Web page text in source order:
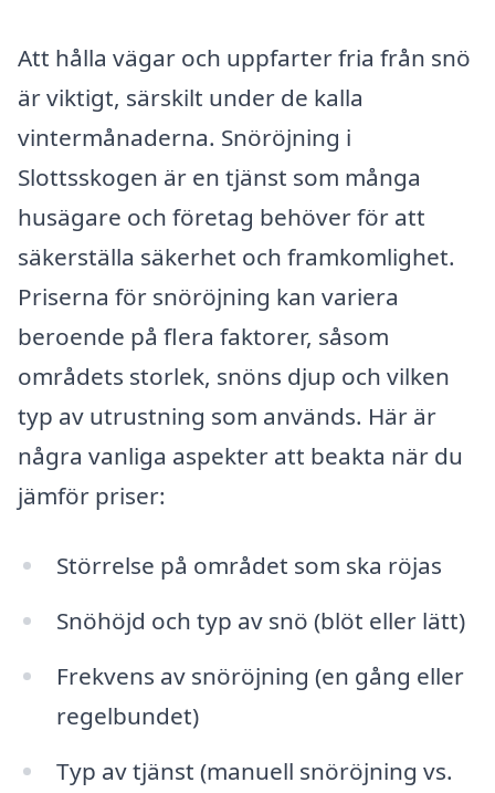
Att hålla vägar och uppfarter fria från snö
är viktigt, särskilt under de kalla
vintermånaderna. Snöröjning i
Slottsskogen är en tjänst som många
husägare och företag behöver för att
säkerställa säkerhet och framkomlighet.
Priserna för snöröjning kan variera
beroende på flera faktorer, såsom
områdets storlek, snöns djup och vilken
typ av utrustning som används. Här är
några vanliga aspekter att beakta när du
jämför priser:
Störrelse på området som ska röjas
Snöhöjd och typ av snö (blöt eller lätt)
Frekvens av snöröjning (en gång eller
regelbundet)
Typ av tjänst (manuell snöröjning vs.